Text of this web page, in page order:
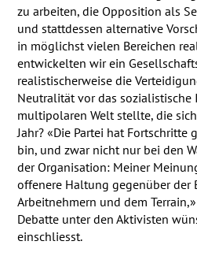
zu arbeiten, die Opposition als
und stattdessen alternative
in möglichst vielen Bereichen
entwickelten wir ein
realistischerweise die
Neutralität vor das sozialistische
multipolaren Welt stellte, die
Jahr? «Die Partei hat Fortschritte
bin, und zwar nicht nur bei den
der Organisation: Meiner
offenere Haltung gegenüber der
Arbeitnehmern und dem
Debatte unter den Aktivisten
einschliesst.